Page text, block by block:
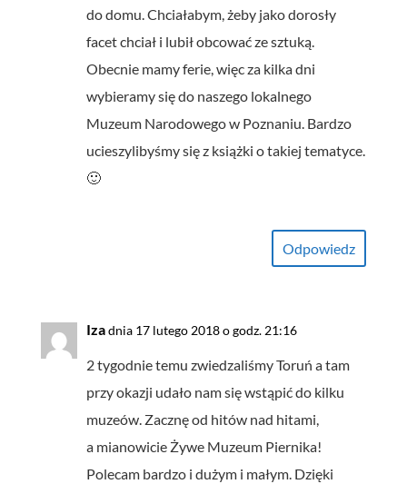
do domu. Chciałabym, żeby jako dorosły
facet chciał i lubił obcować ze sztuką.
Obecnie mamy ferie, więc za kilka dni
wybieramy się do naszego lokalnego
Muzeum Narodowego w Poznaniu. Bardzo
ucieszylibyśmy się z książki o takiej tematyce.
🙂
Odpowiedz
Izadnia 17 lutego 2018 o godz. 21:16
2 tygodnie temu zwiedzaliśmy Toruń a tam
przy okazji udało nam się wstąpić do kilku
muzeów. Zacznę od hitów nad hitami,
a mianowicie Żywe Muzeum Piernika!
Polecam bardzo i dużym i małym. Dzięki